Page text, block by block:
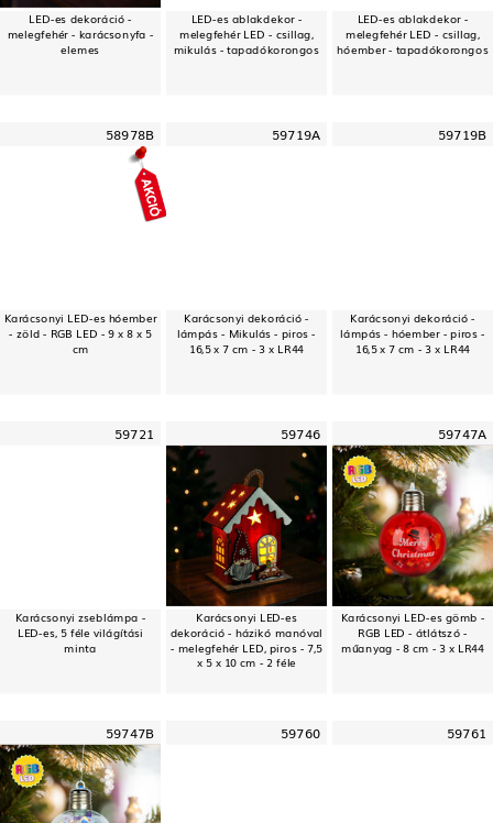
LED-es dekoráció -
melegfehér - karácsonyfa -
elemes
LED-es ablakdekor -
melegfehér LED - csillag,
mikulás - tapadókorongos
LED-es ablakdekor -
melegfehér LED - csillag,
hóember - tapadókorongos
58978B
Karácsonyi LED-es hóember
- zöld - RGB LED - 9 x 8 x 5
cm
59719A
Karácsonyi dekoráció -
lámpás - Mikulás - piros -
16,5 x 7 cm - 3 x LR44
59719B
Karácsonyi dekoráció -
lámpás - hóember - piros -
16,5 x 7 cm - 3 x LR44
59721
Karácsonyi zseblámpa -
LED-es, 5 féle világítási
minta
59746
Karácsonyi LED-es
dekoráció - házikó manóval
- melegfehér LED, piros - 7,5
x 5 x 10 cm - 2 féle
59747A
Karácsonyi LED-es gömb -
RGB LED - átlátszó -
műanyag - 8 cm - 3 x LR44
59747B 59760 59761